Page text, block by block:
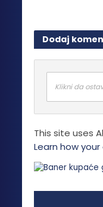
više
biti
na
Dodaj
Klikni da
This site uses
Learn how